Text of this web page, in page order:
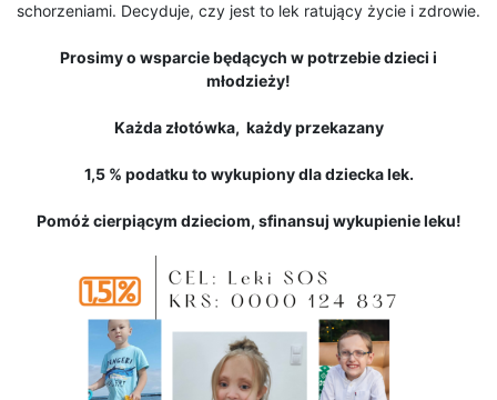
schorzeniami. Decyduje, czy jest to lek ratujący życie i zdrowie.
Prosimy o wsparcie będących w potrzebie dzieci i
młodzieży!
Każda złotówka, każdy przekazany
1,5 % podatku to wykupiony dla dziecka lek.
Pomóż cierpiącym dzieciom, sfinansuj wykupienie leku!